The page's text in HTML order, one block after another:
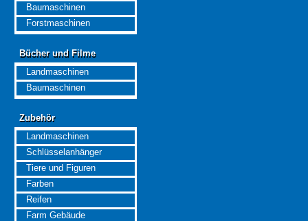
Baumaschinen
Forstmaschinen
Bücher und Filme
Bücher und Filme
Landmaschinen
Baumaschinen
Zubehör
Zubehör
Landmaschinen
Schlüsselanhänger
Tiere und Figuren
Farben
Reifen
Farm Gebäude